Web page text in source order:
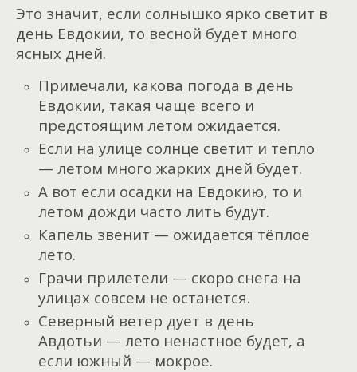
Это значит, если солнышко ярко светит в
день Евдокии, то весной будет много
ясных дней.
Примечали, какова погода в день
Евдокии, такая чаще всего и
предстоящим летом ожидается.
Если на улице солнце светит и тепло
— летом много жарких дней будет.
А вот если осадки на Евдокию, то и
летом дожди часто лить будут.
Капель звенит — ожидается тёплое
лето.
Грачи прилетели — скоро снега на
улицах совсем не останется.
Северный ветер дует в день
Авдотьи — лето ненастное будет, а
если южный — мокрое.